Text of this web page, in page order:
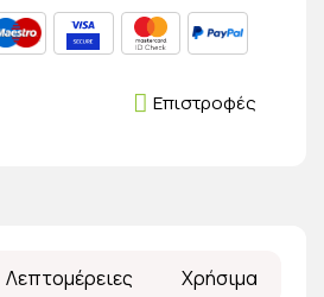
Επιστροφές
Λεπτομέρειες Χρήσιμα